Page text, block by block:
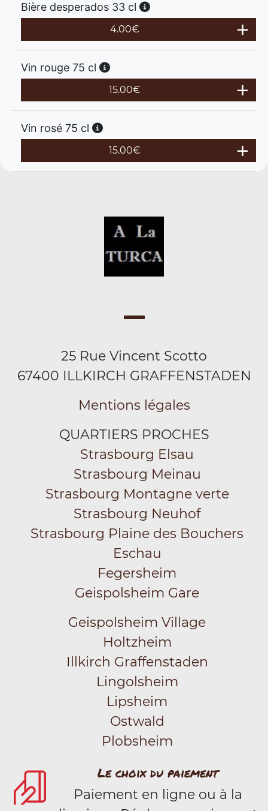
Bière desperados 33 cl
4.00€
Vin rouge 75 cl
15.00€
Vin rosé 75 cl
15.00€
25 Rue Vincent Scotto
67400 ILLKIRCH GRAFFENSTADEN
Mentions légales
QUARTIERS PROCHES
Strasbourg Elsau
Strasbourg Meinau
Strasbourg Montagne verte
Strasbourg Neuhof
Strasbourg Plaine des Bouchers
Eschau
Fegersheim
Geispolsheim Gare
Geispolsheim Village
Holtzheim
Illkirch Graffenstaden
Lingolsheim
Lipsheim
Ostwald
Plobsheim
Le choix du paiement
Paiement en ligne ou à la